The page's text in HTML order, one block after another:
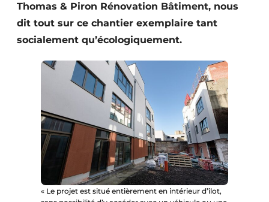
Infrastructures souterraines et égouttage
Protection solaire
Rénovation
Sécurité incendie
Software
Techniques ferroviaires
Travaux ferroviaires
Thomas & Piron Rénovation Bâtiment, nous
dit tout sur ce chantier exemplaire tant
socialement qu’écologiquement.
« Le projet est situé entièrement en intérieur d’îlot,